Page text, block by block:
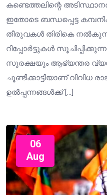
കണ്ടെത്തലിന്റെ
ഇതോടെ ബന്ധപ്പെട്ട
തീരുവകൾ തിരികെ
റിപ്പോർട്ടുകൾ
സുരക്ഷയും ആഭ്യന്തര
ചൂണ്ടിക്കാട്ടിയാണ് വിവിധ
ഉൽപ്പന്നങ്ങൾക്ക് […]
06
Aug